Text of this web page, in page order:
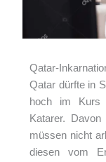
Qatar-
Qatar dürfte in
hoch im Kurs
Katarer.
müssen nicht
diesen vom